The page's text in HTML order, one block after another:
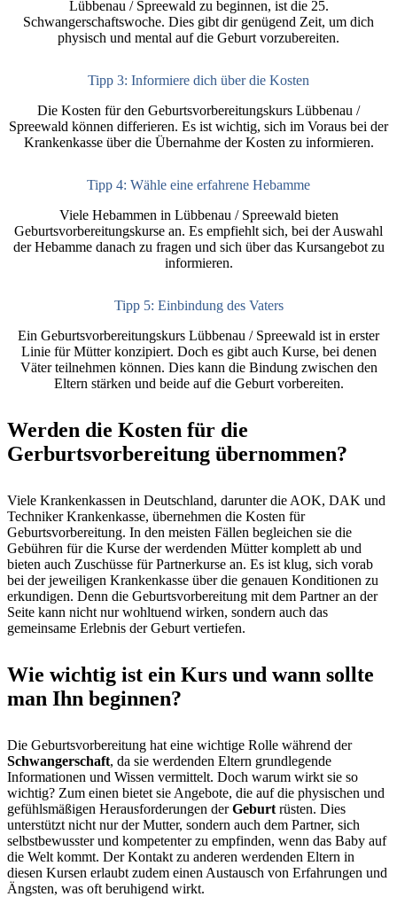
Lübbenau / Spreewald zu beginnen, ist die 25.
Schwangerschaftswoche. Dies gibt dir genügend Zeit, um dich
physisch und mental auf die Geburt vorzubereiten.
Tipp 3: Informiere dich über die Kosten
Die Kosten für den Geburtsvorbereitungskurs Lübbenau /
Spreewald können differieren. Es ist wichtig, sich im Voraus bei der
Krankenkasse über die Übernahme der Kosten zu informieren.
Tipp 4: Wähle eine erfahrene Hebamme
Viele Hebammen in Lübbenau / Spreewald bieten
Geburtsvorbereitungskurse an. Es empfiehlt sich, bei der Auswahl
der Hebamme danach zu fragen und sich über das Kursangebot zu
informieren.
Tipp 5: Einbindung des Vaters
Ein Geburtsvorbereitungskurs Lübbenau / Spreewald ist in erster
Linie für Mütter konzipiert. Doch es gibt auch Kurse, bei denen
Väter teilnehmen können. Dies kann die Bindung zwischen den
Eltern stärken und beide auf die Geburt vorbereiten.
Werden die Kosten für die
Gerburtsvorbereitung übernommen?
Viele Krankenkassen in Deutschland, darunter die AOK, DAK und
Techniker Krankenkasse, übernehmen die Kosten für
Geburtsvorbereitung. In den meisten Fällen begleichen sie die
Gebühren für die Kurse der werdenden Mütter komplett ab und
bieten auch Zuschüsse für Partnerkurse an. Es ist klug, sich vorab
bei der jeweiligen Krankenkasse über die genauen Konditionen zu
erkundigen. Denn die Geburtsvorbereitung mit dem Partner an der
Seite kann nicht nur wohltuend wirken, sondern auch das
gemeinsame Erlebnis der Geburt vertiefen.
Wie wichtig ist ein Kurs und wann sollte
man Ihn beginnen?
Die Geburtsvorbereitung hat eine wichtige Rolle während der
Schwangerschaft, da sie werdenden Eltern grundlegende
Informationen und Wissen vermittelt. Doch warum wirkt sie so
wichtig? Zum einen bietet sie Angebote, die auf die physischen und
gefühlsmäßigen Herausforderungen derGeburt rüsten. Dies
unterstützt nicht nur der Mutter, sondern auch dem Partner, sich
selbstbewusster und kompetenter zu empfinden, wenn das Baby auf
die Welt kommt. Der Kontakt zu anderen werdenden Eltern in
diesen Kursen erlaubt zudem einen Austausch von Erfahrungen und
Ängsten, was oft beruhigend wirkt.